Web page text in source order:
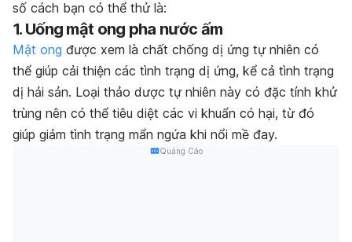
số cách bạn có thể thử là:
1. Uống mật ong pha nước ấm
Mật ong được xem là chất chống dị ứng tự nhiên có
thể giúp cải thiện các tình trạng dị ứng, kể cả tình trạng
dị hải sản. Loại thảo dược tự nhiên này có đặc tính khử
trùng nên có thể tiêu diệt các vi khuẩn có hại, từ đó
giúp giảm tình trạng mẩn ngứa khi nổi mề đay.
Quảng Cáo